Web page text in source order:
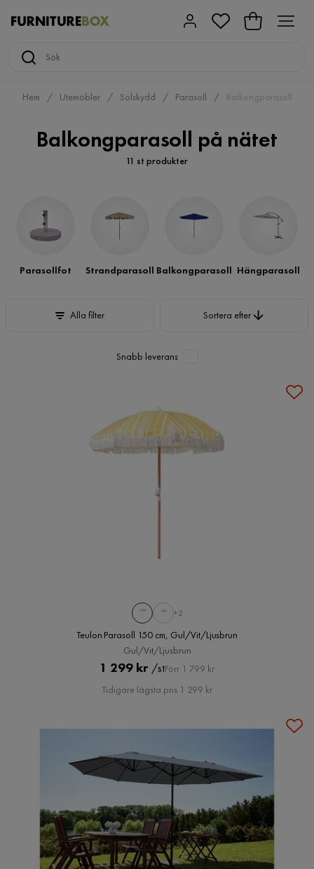
Hem Utemöbler Solskydd Parasoll Balkongparasoll
Balkongparasoll på nätet
11 st produkter
Parasollfot Strandparasoll Balkongparasoll Hängparasoll
Alla filter Sortera efter
Snabb leverans
+2
Teulon Parasoll 150 cm, Gul/Vit/Ljusbrun
Gul/Vit/Ljusbrun
Pris
1 299 kr /st
Original
Pris
Förr 1 799 kr
Tidigare lägsta pris 1 299 kr